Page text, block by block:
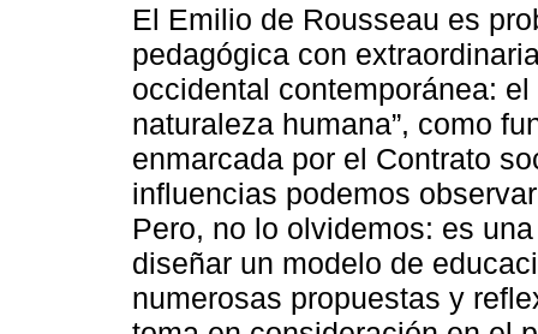
El Emilio de Rousseau es
pedagógica con
occidental contemporánea:
naturaleza humana”, como
enmarcada por el Contrato
influencias podemos
Pero, no lo olvidemos: es
diseñar un modelo de
numerosas propuestas y